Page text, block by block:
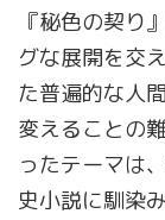
『秘色の契り
グな展開を交
た普遍的な人
変えることの
ったテーマは
史小説に馴染